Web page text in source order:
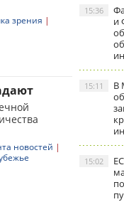
зрения |
новостей |
и
15:36
В
15:11
15:02